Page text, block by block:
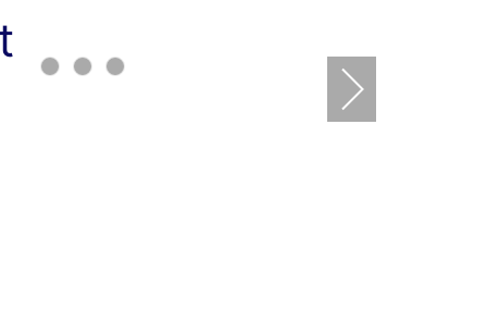
Boden-Boden PVC Plane
Lagerzeltplane Innenansicht